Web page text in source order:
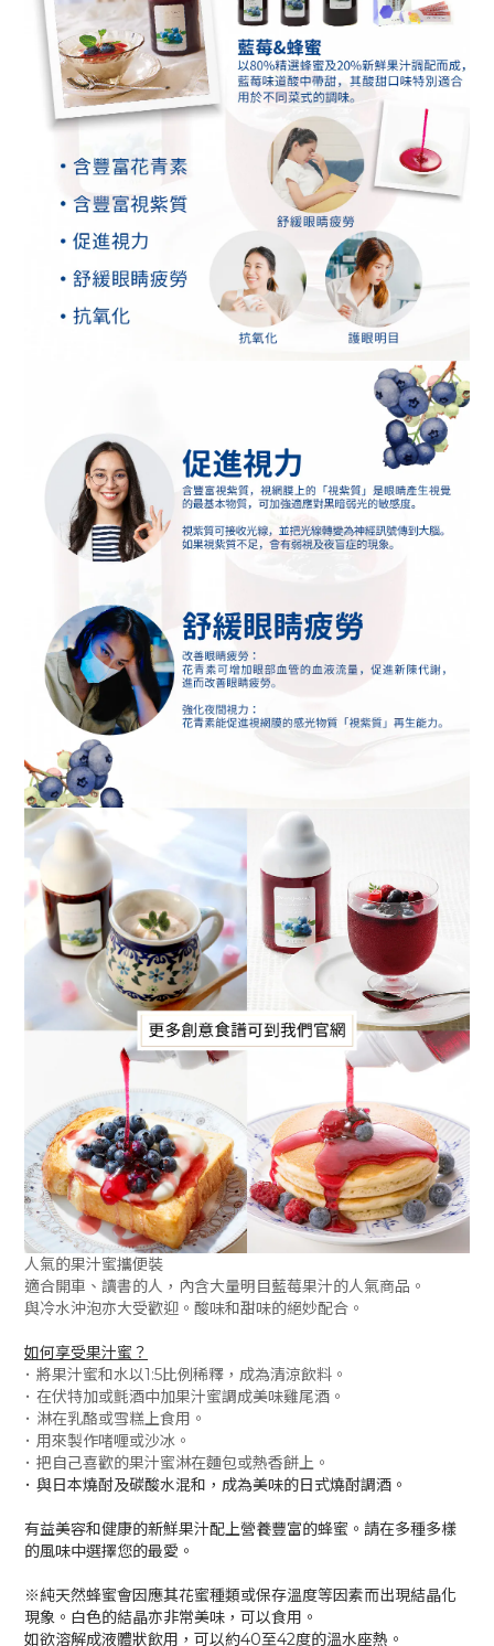
人氣的果汁蜜攜便裝
適合開車、讀書的人，內含大量明目藍莓果汁的人氣商品。
與冷水沖泡亦大受歡迎。酸味和甜味的絕妙配合。
如何享受果汁蜜？
･ 將果汁蜜和水以1:5比例稀釋，成為清涼飲料。
･ 在伏特加或氈酒中加果汁蜜調成美味雞尾酒。
･ 淋在乳酪或雪糕上食用。
･ 用來製作啫喱或沙冰。
･ 把自己喜歡的果汁蜜淋在麵包或熱香餅上。
･ 與日本燒酎及碳酸水混和，成為美味的日式燒酎調酒。
有益美容和健康的新鮮果汁配上營養豐富的蜂蜜。請在多種多樣
的風味中選擇您的最愛。
※純天然蜂蜜會因應其花蜜種類或保存溫度等因素而出現結晶化
現象。白色的結晶亦非常美味，可以食用。
如欲溶解成液體狀飲用，可以約40至42度的溫水座熱。